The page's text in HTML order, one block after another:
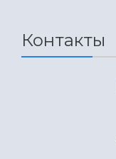
Контакты